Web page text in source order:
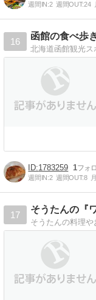
週間IN:2 週間OUT:24
16
函館の食べ歩
1783259 1
週間IN:2 週間OUT:8
17
そうたんの『